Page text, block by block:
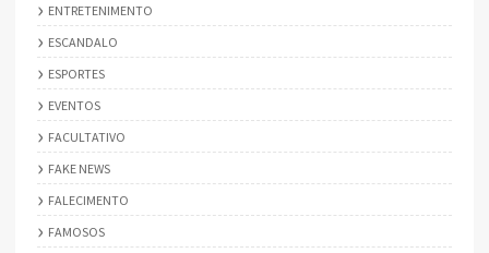
ENTRETENIMENTO
ESCANDALO
ESPORTES
EVENTOS
FACULTATIVO
FAKE NEWS
FALECIMENTO
FAMOSOS